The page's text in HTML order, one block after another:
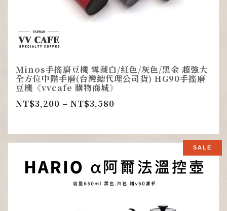
Minos手搖磨豆機 雪藏白/紅色/灰色/黑金 超強大
全方位中階手磨(台灣總代理公司貨) HG90手搖磨
豆機《vvcafe 購物商城》
NT$3,200 – NT$3,580
SALE